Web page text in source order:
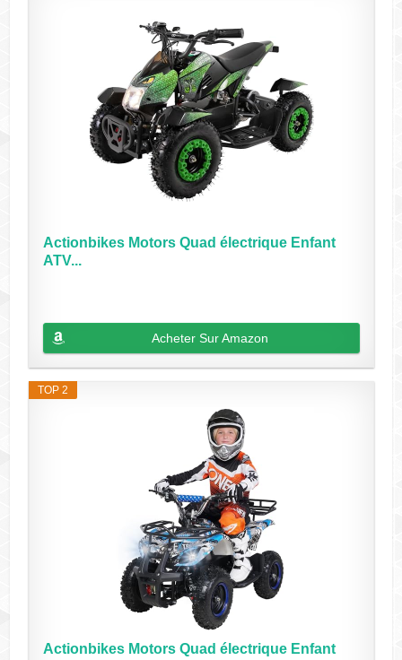
Actionbikes Motors Quad électrique Enfant
ATV...
Acheter Sur Amazon
TOP 2
Actionbikes Motors Quad électrique Enfant